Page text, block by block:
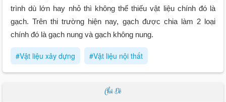
trình dù lớn hay nhỏ thì không thể thiếu vật liệu chính đó là
gạch. Trên thi trường hiện nay, gạch được chia làm 2 loại
chính đó là gạch nung và gạch không nung.
#Vật liệu xây dựng #Vật liệu nội thất
Chủ Đề